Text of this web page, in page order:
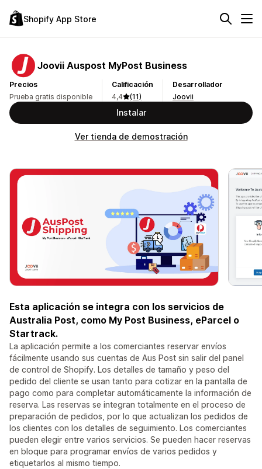
Shopify App Store
Joovii Auspost MyPost Business
Precios
Prueba gratis disponible
Calificación
4,4
(11)
Desarrollador
Joovii
Instalar
Ver tienda de demostración
Esta aplicación se integra con los servicios de
Australia Post, como My Post Business, eParcel o
Startrack.
La aplicación permite a los comerciantes reservar envíos
fácilmente usando sus cuentas de Aus Post sin salir del panel
de control de Shopify. Los detalles de tamaño y peso del
pedido del cliente se usan tanto para cotizar en la pantalla de
pago como para completar automáticamente la información de
reserva. Las reservas se integran totalmente en el proceso de
preparación de pedidos, por lo que actualizan los pedidos de
los clientes con los detalles de seguimiento. Los comerciantes
pueden elegir entre varios servicios. Se pueden hacer reservas
en bloque para programar envíos de varios pedidos y
etiquetarlos al mismo tiempo.